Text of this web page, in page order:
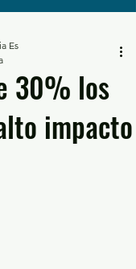
30% los
impacto
Es